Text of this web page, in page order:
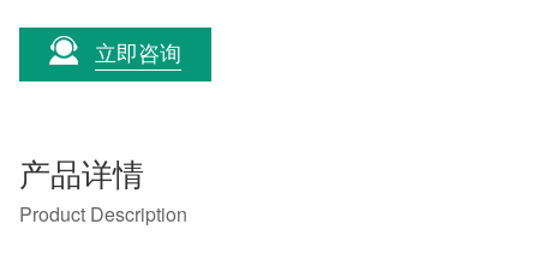
立即咨询
产品详情
Product Description